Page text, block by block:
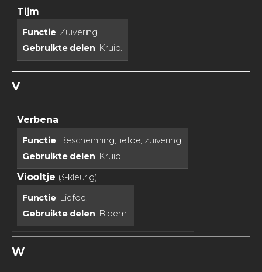
Tijm
Functie: Zuivering.
Gebruikte delen: Kruid.
V
Verbena
Functie: Bescherming, liefde, zuivering.
Gebruikte delen: Kruid.
Viooltje (3-kleurig)
Functie: Liefde.
Gebruikte delen: Bloem.
W